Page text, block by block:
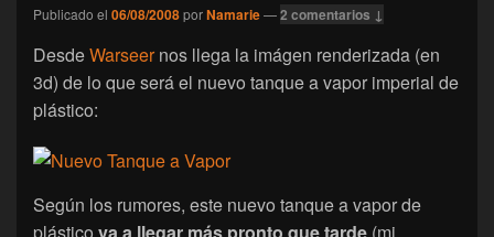
Publicado el 06/08/2008porNamarie—2 comentarios ↓
DesdeWarseernos llega la imágen renderizada (en
3d) de lo que será el nuevo tanque a vapor imperial de
plástico:
Según los rumores, este nuevo tanque a vapor de